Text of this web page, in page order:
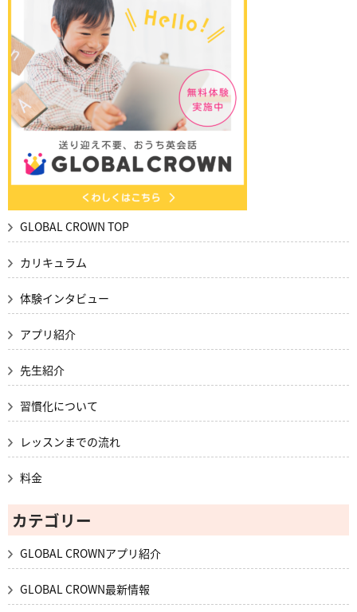
GLOBAL CROWN TOP
カリキュラム
体験インタビュー
アプリ紹介
先生紹介
習慣化について
レッスンまでの流れ
料金
カテゴリー
GLOBAL CROWNアプリ紹介
GLOBAL CROWN最新情報